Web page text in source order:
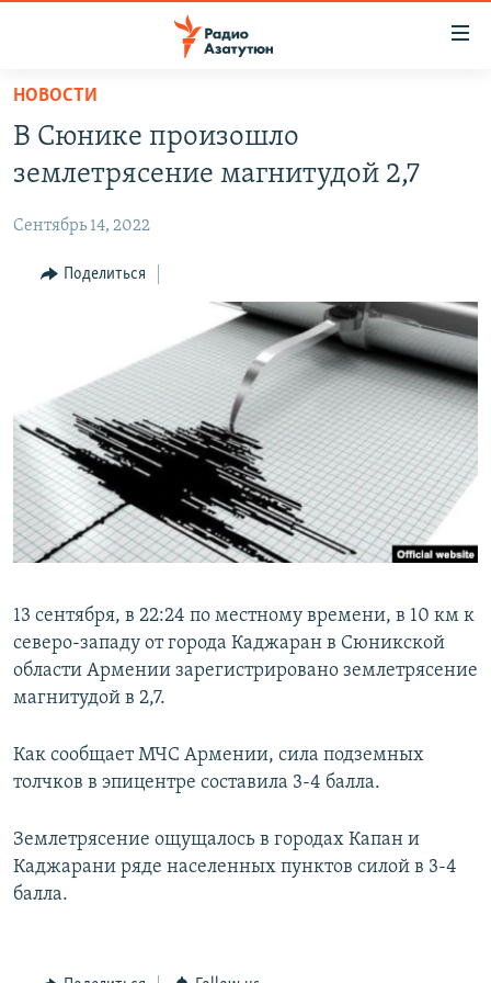
Перейти
основному
содержанию
навигации
ПОЛИТИКА
ОБЩЕСТВО
ЭКОНОМИКА
НАГОРНЫЙ КАРАБАХ
КУЛЬТУРА
СПОРТ
АРХИВ
Հայերեն
English
Русский
Все сайты Радио Азатутюн
НОВОСТИ
В Сюнике произошло
землетрясение магнитудой 2,7
Сентябрь 14, 2022
Поделиться
13 сентября, в 22:24 по местному времени, в 10 км к
северо-западу от города Каджаран в Сюникской
области Армении зарегистрировано землетрясение
магнитудой в 2,7.
Как сообщает МЧС Армении, сила подземных
толчков в эпицентре составила 3-4 балла.
Землетрясение ощущалось в городах Капан и
Каджарани ряде населенных пунктов силой в 3-4
балла.